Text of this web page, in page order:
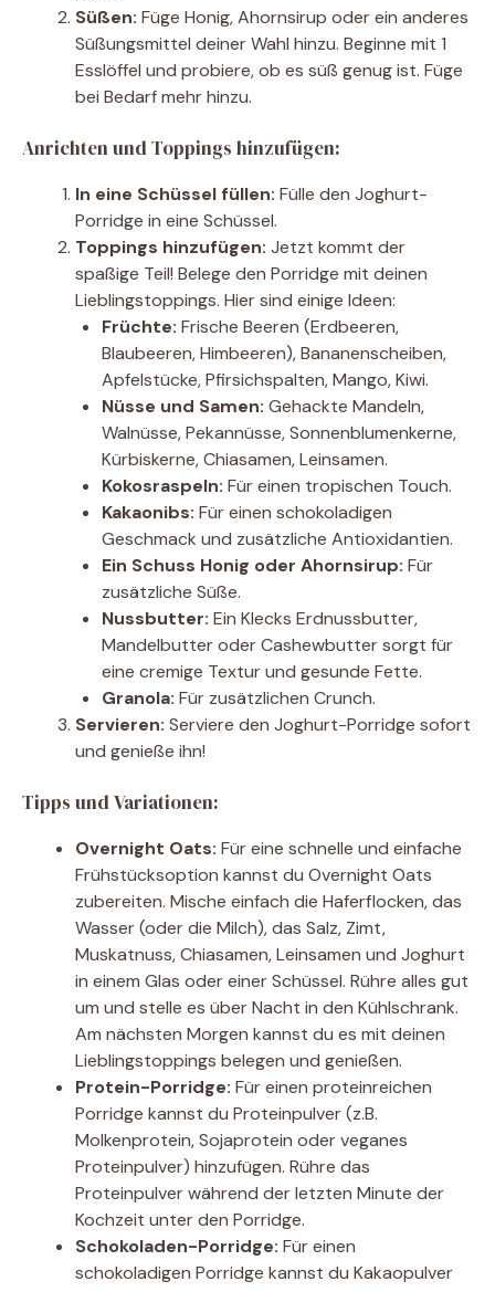
Süßen: Füge Honig, Ahornsirup oder ein anderes
Süßungsmittel deiner Wahl hinzu. Beginne mit 1
Esslöffel und probiere, ob es süß genug ist. Füge
bei Bedarf mehr hinzu.
Anrichten und Toppings hinzufügen:
In eine Schüssel füllen: Fülle den Joghurt-
Porridge in eine Schüssel.
Toppings hinzufügen: Jetzt kommt der
spaßige Teil! Belege den Porridge mit deinen
Lieblingstoppings. Hier sind einige Ideen:
Früchte: Frische Beeren (Erdbeeren,
Blaubeeren, Himbeeren), Bananenscheiben,
Apfelstücke, Pfirsichspalten, Mango, Kiwi.
Nüsse und Samen: Gehackte Mandeln,
Walnüsse, Pekannüsse, Sonnenblumenkerne,
Kürbiskerne, Chiasamen, Leinsamen.
Kokosraspeln: Für einen tropischen Touch.
Kakaonibs: Für einen schokoladigen
Geschmack und zusätzliche Antioxidantien.
Ein Schuss Honig oder Ahornsirup: Für
zusätzliche Süße.
Nussbutter: Ein Klecks Erdnussbutter,
Mandelbutter oder Cashewbutter sorgt für
eine cremige Textur und gesunde Fette.
Granola: Für zusätzlichen Crunch.
Servieren: Serviere den Joghurt-Porridge sofort
und genieße ihn!
Tipps und Variationen:
Overnight Oats: Für eine schnelle und einfache
Frühstücksoption kannst du Overnight Oats
zubereiten. Mische einfach die Haferflocken, das
Wasser (oder die Milch), das Salz, Zimt,
Muskatnuss, Chiasamen, Leinsamen und Joghurt
in einem Glas oder einer Schüssel. Rühre alles gut
um und stelle es über Nacht in den Kühlschrank.
Am nächsten Morgen kannst du es mit deinen
Lieblingstoppings belegen und genießen.
Protein-Porridge: Für einen proteinreichen
Porridge kannst du Proteinpulver (z.B.
Molkenprotein, Sojaprotein oder veganes
Proteinpulver) hinzufügen. Rühre das
Proteinpulver während der letzten Minute der
Kochzeit unter den Porridge.
Schokoladen-Porridge: Für einen
schokoladigen Porridge kannst du Kakaopulver